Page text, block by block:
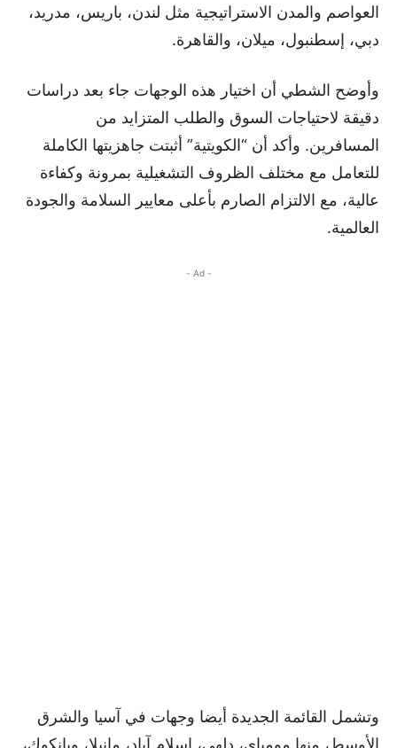
العواصم والمدن الاستراتيجية مثل لندن، باريس، مدريد،
دبي، إسطنبول، ميلان، والقاهرة.
وأوضح الشطي أن اختيار هذه الوجهات جاء بعد دراسات
دقيقة لاحتياجات السوق والطلب المتزايد من
المسافرين. وأكد أن “الكويتية” أثبتت جاهزيتها الكاملة
للتعامل مع مختلف الظروف التشغيلية بمرونة وكفاءة
عالية، مع الالتزام الصارم بأعلى معايير السلامة والجودة
العالمية.
- Ad -
وتشمل القائمة الجديدة أيضا وجهات في آسيا والشرق
الأوسط، منها مومباي، دلهي، إسلام آباد، مانيلا، وبانكوك،